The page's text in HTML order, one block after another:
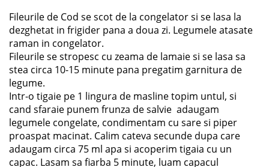
Fileurile de Cod se scot de la congelator si se lasa la
dezghetat in frigider pana a doua zi. Legumele atasate
raman in congelator.
Fileurile se stropesc cu zeama de lamaie si se lasa sa
stea circa 10-15 minute pana pregatim garnitura de
legume.
Intr-o tigaie pe 1 lingura de masline topim untul, si
cand sfaraie punem frunza de salvie adaugam
legumele congelate, condimentam cu sare si piper
proaspat macinat. Calim cateva secunde dupa care
adaugam circa 75 ml apa si acoperim tigaia cu un
capac. Lasam sa fiarba 5 minute, luam capacul